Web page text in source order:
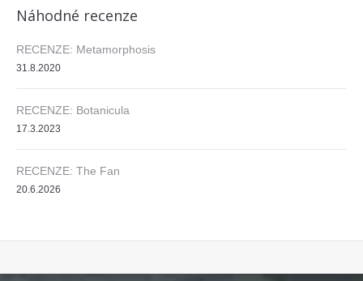
Náhodné recenze
RECENZE: Metamorphosis
31.8.2020
RECENZE: Botanicula
17.3.2023
RECENZE: The Fan
20.6.2026